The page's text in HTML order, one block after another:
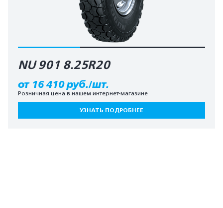
NU 901 8.25R20
от 16 410 руб./шт.
Розничная цена в нашем интернет-магазине
УЗНАТЬ ПОДРОБНЕЕ